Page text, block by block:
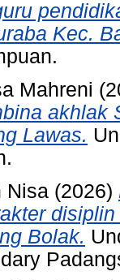
Kec.
Mahreni
akhlak
Lawas.
Nisa (2026)
Bolak.